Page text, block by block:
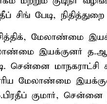
பேடி, நிதித்துறை
மேலாண்மை
இயக்குனர்
சென்னை
வாரிய மேலாண்மை
குமார், சென்னை